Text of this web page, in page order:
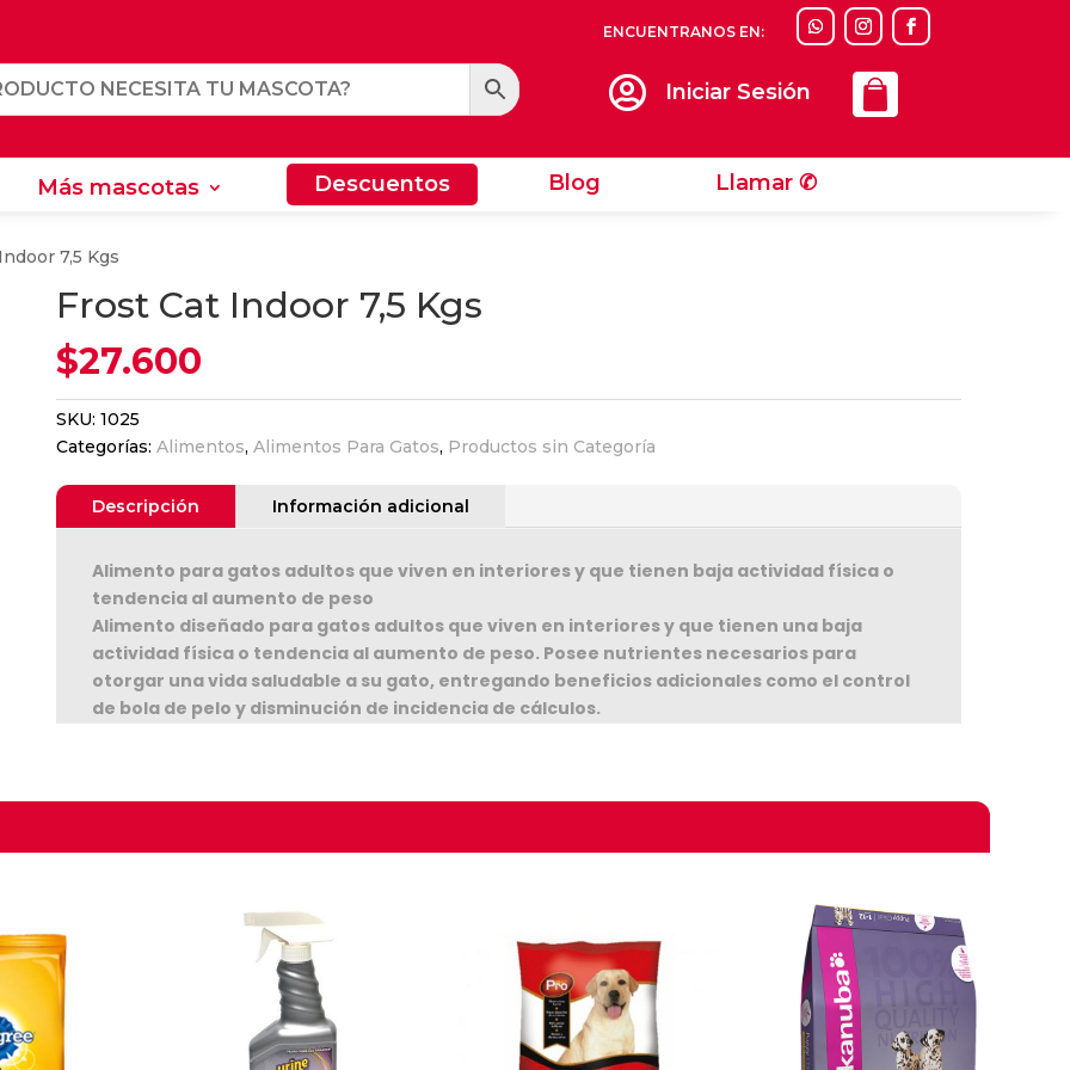
ENCUENTRANOS EN:
 Iniciar Sesión
Más mascotas Descuentos Blog Llamar ✆
Llamar ✆
7,5 Kgs
Frost Cat Indoor 7,5 Kgs
$27.600
SKU: 1025
Categorías: Alimentos, Alimentos Para Gatos, Productos sin Categoría
Descripción Información adicional
Alimento para gatos adultos que viven en interiores y que tienen baja actividad física o
tendencia al aumento de peso
Alimento diseñado para gatos adultos que viven en interiores y que tienen una baja
actividad física o tendencia al aumento de peso. Posee nutrientes necesarios para
otorgar una vida saludable a su gato, entregando beneficios adicionales como el control
de bola de pelo y disminución de incidencia de cálculos.
Carne de Pollo, Harina de Carne, Harina de Víscera de Pollo, Harina de Pescado, Harina de
Remolacha, Levaduras de Cervecería, Celulosa en polvo, Mananoligosacaridos,
Deshidratada, Grasa de Pollo, Sal Común, Zeolita, Extracto de Yuca, Cobre Aminoácido
Quelato, Selenio Levadura, Zinc Aminoácido Quelato, Vitaminas (Taurina, Vitamina A,
Vitamina C, Vitamina D3, Vitamina E, Vitamina K3, Vitamina B1, Vitamina B2, Vitamina B6,
Vitamina B12, Ácido Fólico, Pantotenato de Calcio, Biotina, Cloruro de Colina, Ácido
Nicotínico), Minerales (Sulfato de Cobre, Sulfato de Hierro, Iodato de Calcio, Sulfato de
Manganeso, Selenito de Sodio, Oxido de Zinc, Cloruro de Potasio), Aditivo Acidificante